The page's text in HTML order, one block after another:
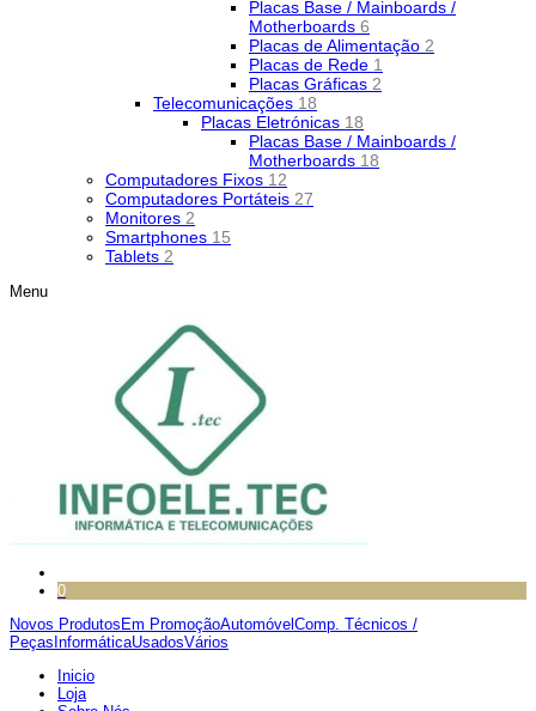
Placas Base / Mainboards /
Motherboards 6
Placas de Alimentação 2
Placas de Rede 1
Placas Gráficas 2
Telecomunicações 18
Placas Eletrónicas 18
Placas Base / Mainboards /
Motherboards 18
Computadores Fixos 12
Computadores Portáteis 27
Monitores 2
Smartphones 15
Tablets 2
Menu
0
Novos Produtos Em PromoçãoAutomóvel Comp. Técnicos /
Peças InformáticaUsadosVários
Inicio
Loja